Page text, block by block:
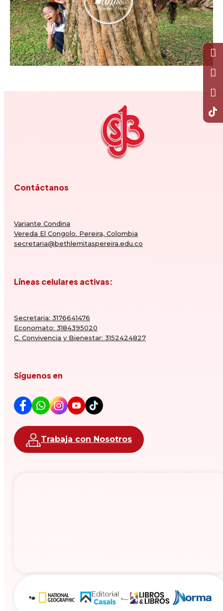
Contáctanos
Variante Condina
Vereda El Congolo. Pereira, Colombia
secretaria@bethlemitaspereira.edu.co
Líneas celulares activas:
Secretaria: 3176641476
Economato: 3184395020
C. Convivencia y Bienestar: 3152424827
Síguenos en
Trabaja con Nosotros